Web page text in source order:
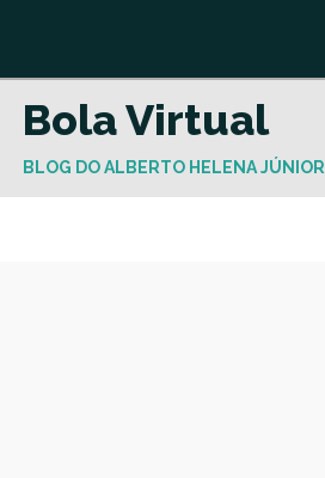
Bola Virtual
BLOG DO ALBERTO HELENA JÚNIOR